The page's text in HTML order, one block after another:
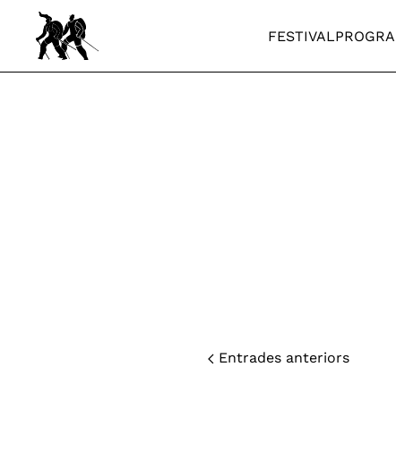
Skip to main content
FESTIVAL
Entrades anteriors